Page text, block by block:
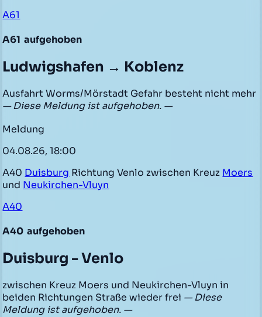
A61
A61 aufgehoben
Ludwigshafen → Koblenz
Ausfahrt Worms/Mörstadt Gefahr besteht nicht mehr
— Diese Meldung ist aufgehoben. —
Meldung
04.08.26, 18:00
A40 Duisburg Richtung Venlo zwischen Kreuz Moers
und Neukirchen-Vluyn
A40
A40 aufgehoben
Duisburg - Venlo
zwischen Kreuz Moers und Neukirchen-Vluyn in
beiden Richtungen Straße wieder frei — Diese
Meldung ist aufgehoben. —